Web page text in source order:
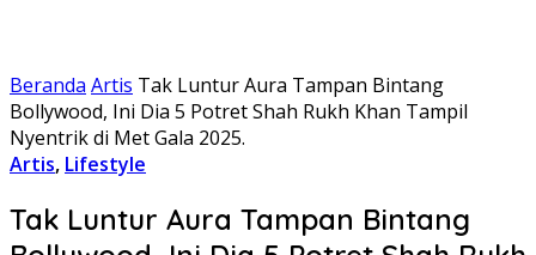
Beranda Artis Tak Luntur Aura Tampan Bintang
Bollywood, Ini Dia 5 Potret Shah Rukh Khan Tampil
Nyentrik di Met Gala 2025.
Artis, Lifestyle
Tak Luntur Aura Tampan Bintang